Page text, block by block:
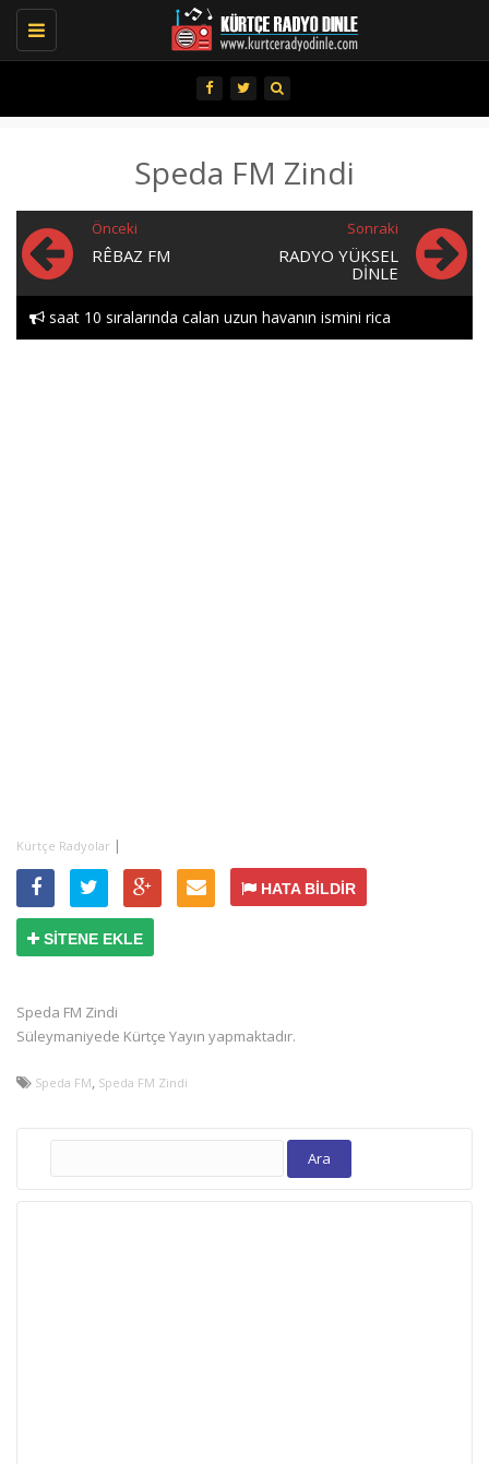
Toggle
navigation
Speda FM Zindi
Önceki
RÊBAZ FM
Sonraki
RADYO YÜKSEL
DINLE
saat 10 sıralarında calan uzun havanın ismini rica
Kürtçe Radyolar |
HATA BİLDİR
SİTENE EKLE
Speda FM Zindi
Süleymaniyede Kürtçe Yayın yapmaktadır.
Speda FM, Speda FM Zindi
Arama: